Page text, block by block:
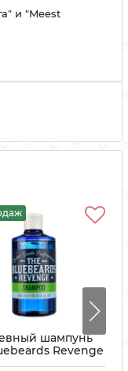
и "Meest
шампунь
Revenge
300 мл